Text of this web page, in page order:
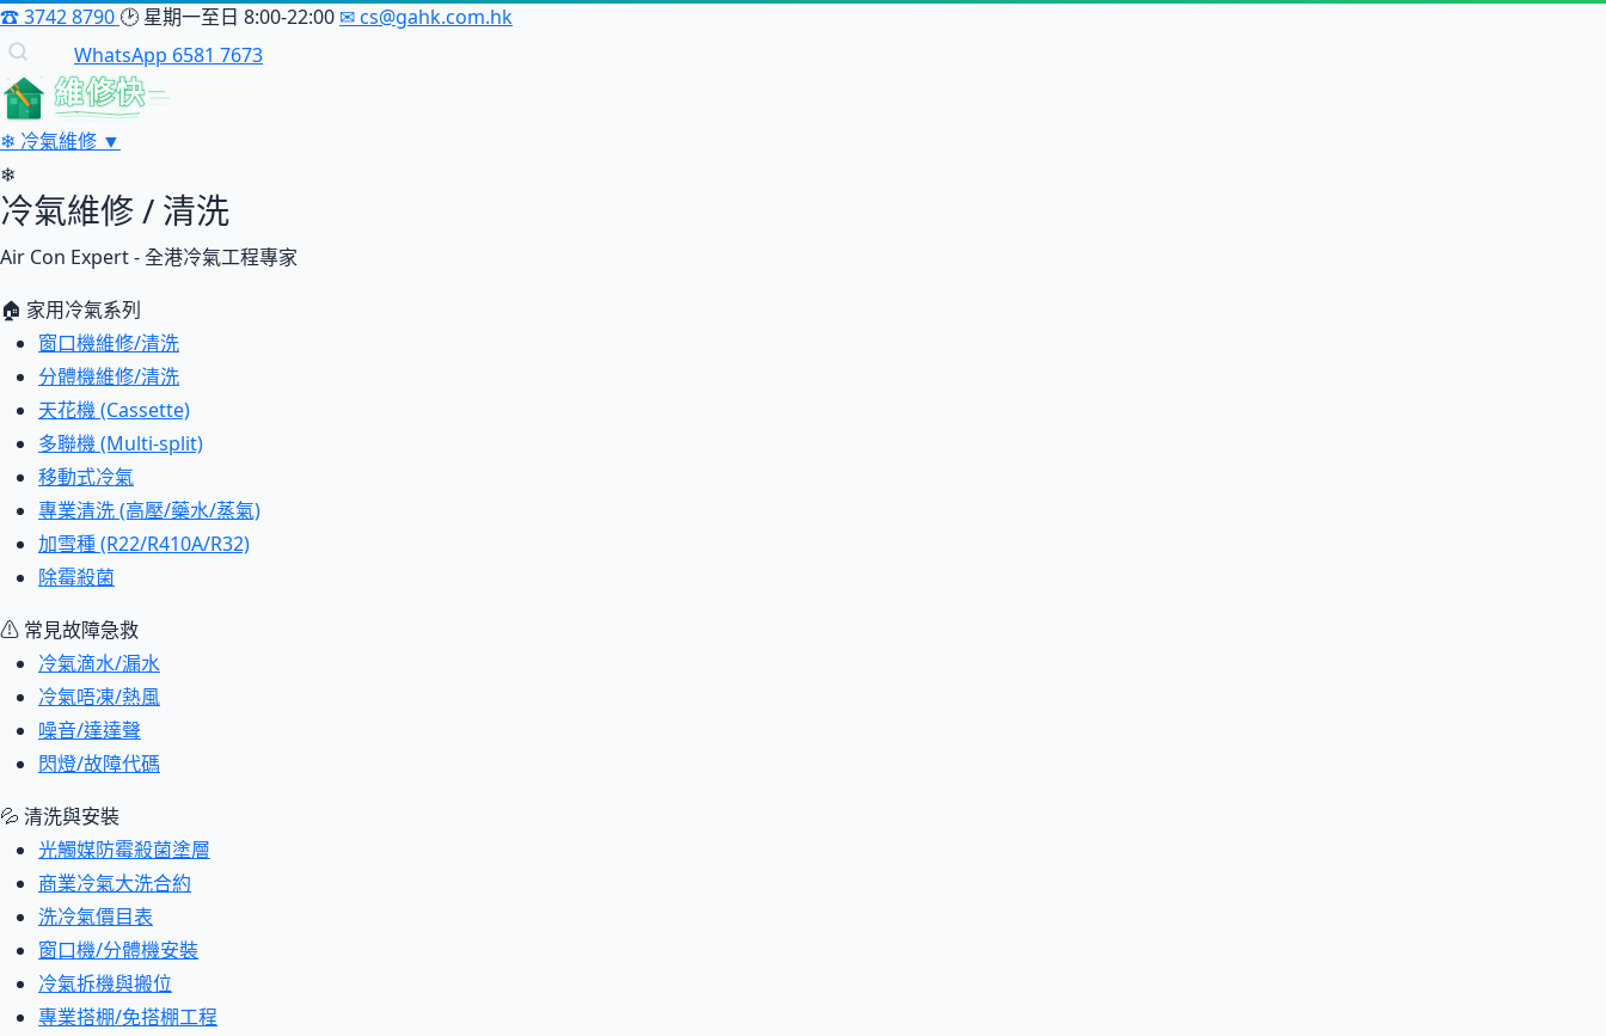
☎3742 8790 🕑 星期一至日 8:00-22:00 ✉cs@gahk.com.hk
WhatsApp 6581 7673
維修快
❄ 冷氣維修 ▼
❄
冷氣維修 / 清洗
Air Con Expert - 全港冷氣工程專家
🏠 家用冷氣系列
窗口機維修/清洗
分體機維修/清洗
天花機 (Cassette)
多聯機 (Multi-split)
移動式冷氣
專業清洗 (高壓/藥水/蒸氣)
加雪種 (R22/R410A/R32)
除霉殺菌
⚠ 常見故障急救
冷氣滴水/漏水
冷氣唔凍/熱風
噪音/達達聲
閃燈/故障代碼
💦 清洗與安裝
光觸媒防霉殺菌塗層
商業冷氣大洗合約
洗冷氣價目表
窗口機/分體機安裝
冷氣拆機與搬位
專業搭棚/免搭棚工程